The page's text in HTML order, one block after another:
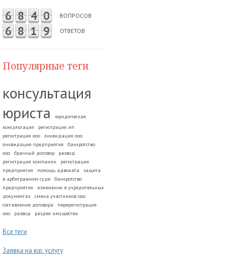
6 8 4 0 ВОПРОСОВ
6 8 1 9 ОТВЕТОВ
Популярные теги
консультация
юриста
юридическая
консультация
регистрация ип
регистрация ооо
ликвидация ооо
ликвидация предприятия
банкротство
ооо
брачный договор
развод.
регистрация компании
регистрация
предприятия
помощь адвоката
защита
в арбитражном суде
банкротство
предприятия
изменения в учредительных
документах
смена участников ооо
составление договора
перерегистрация
ооо
развод раздел имущества
Все теги
Заявка на юр. услугу